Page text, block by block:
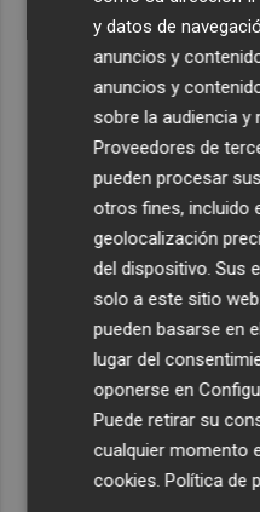
y datos de
anuncios y
anuncios y
sobre la audiencia
Proveedores de
pueden procesar
otros fines, incluido
geolocalización
del dispositivo. Sus
solo a este sitio
pueden basarse en
lugar del
oponerse en
Puede retirar su
cualquier momento
cookies.Política de